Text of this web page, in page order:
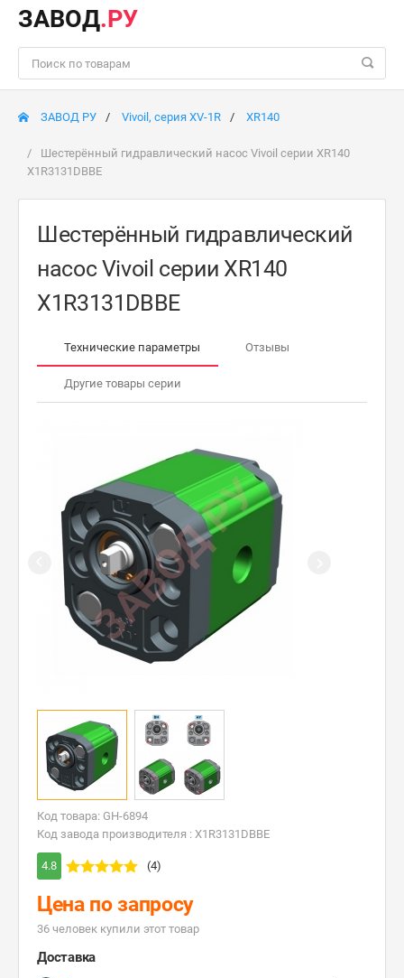
ЗАВОД.РУ
ЗАВОД РУ Vivoil, серия XV-1R XR140
Шестерённый гидравлический насос Vivoil серии XR140
X1R3131DBBE
Шестерённый гидравлический
насос Vivoil серии XR140
X1R3131DBBE
Технические параметры Отзывы
Другие товары серии
Код товара: GH-6894
Код завода производителя : X1R3131DBBE
4.8 (4)
Цена по запросу
36 человек купили этот товар
Доставка